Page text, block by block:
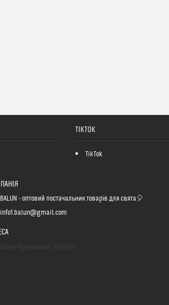
TIKTOK
TikTok
BALUN - оптовий постачальник товарів для свята🎈
info1.balun@gmail.com